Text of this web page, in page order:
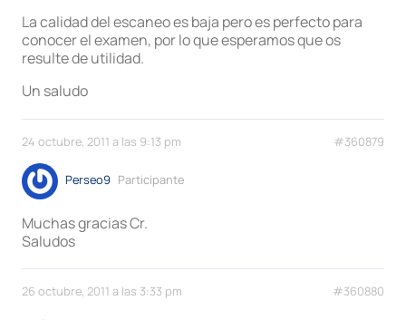
La calidad del escaneo es baja pero es perfecto para
conocer el examen, por lo que esperamos que os
resulte de utilidad.
Un saludo
24 octubre, 2011 a las 9:13 pm #360879
Perseo9 Participante
Muchas gracias Cr.
Saludos
26 octubre, 2011 a las 3:33 pm #360880